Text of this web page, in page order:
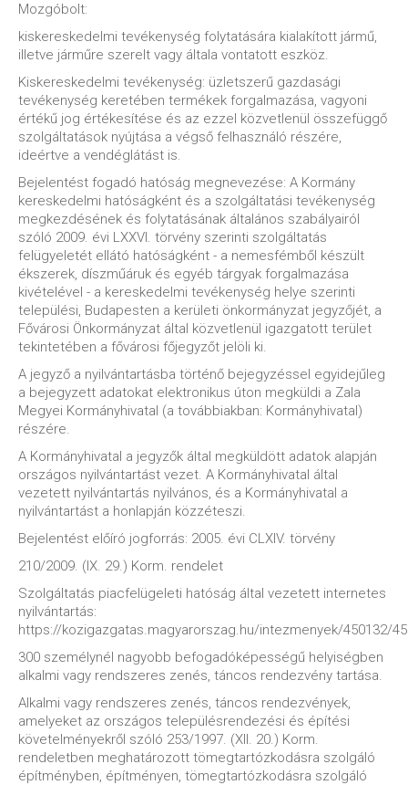
Mozgóbolt:
kiskereskedelmi tevékenység folytatására kialakított jármű,
illetve járműre szerelt vagy általa vontatott eszköz.
Kiskereskedelmi tevékenység: üzletszerű gazdasági
tevékenység keretében termékek forgalmazása, vagyoni
értékű jog értékesítése és az ezzel közvetlenül összefüggő
szolgáltatások nyújtása a végső felhasználó részére,
ideértve a vendéglátást is.
Bejelentést fogadó hatóság megnevezése: A Kormány
kereskedelmi hatóságként és a szolgáltatási tevékenység
megkezdésének és folytatásának általános szabályairól
szóló 2009. évi LXXVI. törvény szerinti szolgáltatás
felügyeletét ellátó hatóságként - a nemesfémből készült
ékszerek, díszműáruk és egyéb tárgyak forgalmazása
kivételével - a kereskedelmi tevékenység helye szerinti
települési, Budapesten a kerületi önkormányzat jegyzőjét, a
Fővárosi Önkormányzat által közvetlenül igazgatott terület
tekintetében a fővárosi főjegyzőt jelöli ki.
A jegyző a nyilvántartásba történő bejegyzéssel egyidejűleg
a bejegyzett adatokat elektronikus úton megküldi a Zala
Megyei Kormányhivatal (a továbbiakban: Kormányhivatal)
részére.
A Kormányhivatal a jegyzők által megküldött adatok alapján
országos nyilvántartást vezet. A Kormányhivatal által
vezetett nyilvántartás nyilvános, és a Kormányhivatal a
nyilvántartást a honlapján közzéteszi.
Bejelentést előíró jogforrás: 2005. évi CLXIV. törvény
210/2009. (IX. 29.) Korm. rendelet
Szolgáltatás piacfelügeleti hatóság által vezetett internetes
nyilvántartás:
https://kozigazgatas.magyarorszag.hu/intezmenyek/450132/
300 személynél nagyobb befogadóképességű helyiségben
alkalmi vagy rendszeres zenés, táncos rendezvény tartása.
Alkalmi vagy rendszeres zenés, táncos rendezvények,
amelyeket az országos településrendezési és építési
követelményekről szóló 253/1997. (XII. 20.) Korm.
rendeletben meghatározott tömegtartózkodásra szolgáló
építményben, építményen, tömegtartózkodásra szolgáló